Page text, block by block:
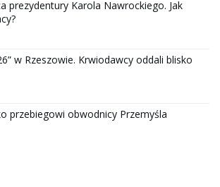
prezydentury Karola Nawrockiego. Jak
w Rzeszowie. Krwiodawcy oddali blisko
przebiegowi obwodnicy Przemyśla